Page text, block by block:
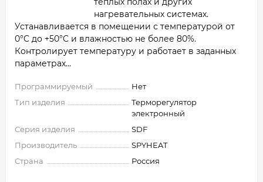
нагревательных системах.
Устанавливается в помещении с температурой от
0°C до +50°C и влажностью не более 80%.
Контролирует температуру и работает в заданных
параметрах...
Программируемый
Нет
Тип изделия
Терморегулятор
электронный
Серия изделия
SDF
Производитель
SPYHEAT
Страна
Россия